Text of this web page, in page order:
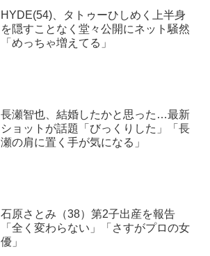
HYDE(54)、タトゥーひしめく上半身
を隠すことなく堂々公開にネット騒然
「めっちゃ増えてる」
長瀬智也、結婚したかと思った…最新
ショットが話題「びっくりした」「長
瀬の肩に置く手が気になる」
石原さとみ（38）第2子出産を報告
「全く変わらない」「さすがプロの女
優」